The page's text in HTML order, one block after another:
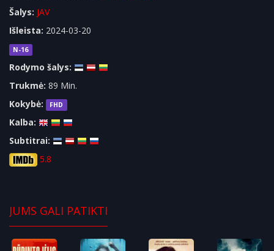
Šalys: JAV
Išleista: 2024-03-20
N-16
Rodymo šalys:
Trukmė: 89 Min.
Kokybė:
FHD
Kalba:
Subtitrai:
5.8
JUMS GALI PATIKTI